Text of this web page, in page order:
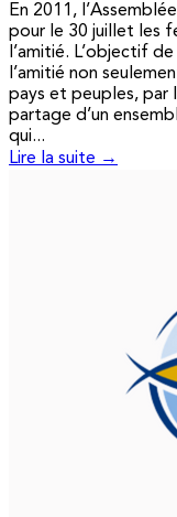
En 2011,
pour le 30 juillet les
l’amitié. L’objectif
l’amitié non
pays et peuples, par
partage d’un
qui...
Lire la suite →